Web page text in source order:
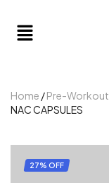
Home /Pre-Workout
NAC CAPSULES
27% OFF